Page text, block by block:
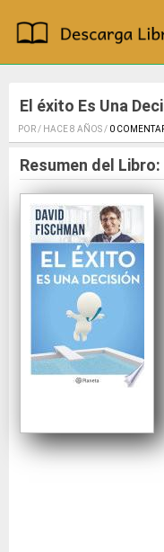
El éxito Es Una
POR / HACE 8 AÑOS / 0
Resumen del Libro: